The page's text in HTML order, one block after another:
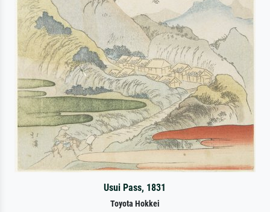
Usui Pass, 1831
Toyota Hokkei